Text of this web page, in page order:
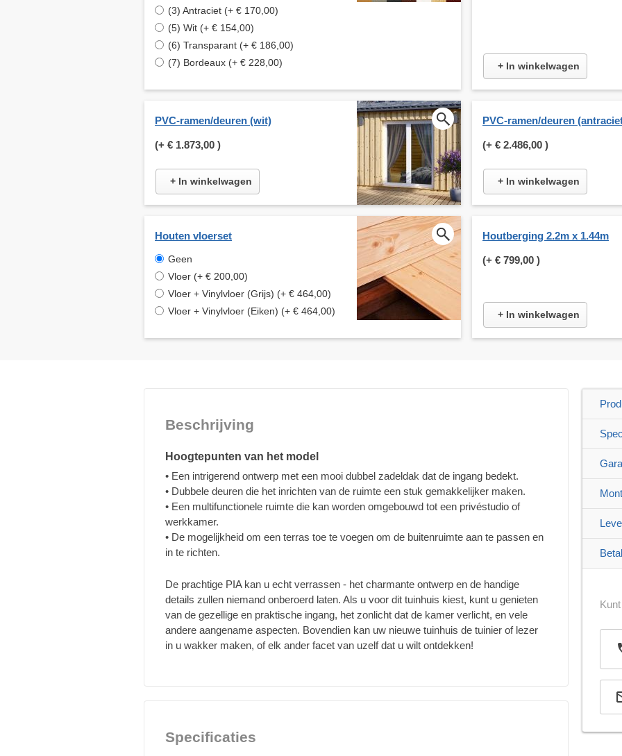
(3) Antraciet (+ € 170,00)
(5) Wit (+ € 154,00)
(6) Transparant (+ € 186,00)
(7) Bordeaux (+ € 228,00)
+ In winkelwagen
PVC-ramen/deuren (wit)
(+ € 1.873,00 )
+ In winkelwagen
PVC-ramen/deuren
(+ € 2.486,00 )
+ In winkelwagen
Houten vloerset
Geen
Vloer (+ € 200,00)
Vloer + Vinylvloer (Grijs) (+ € 464,00)
Vloer + Vinylvloer (Eiken) (+ € 464,00)
Houtberging 2.2m x 1.44m
(+ € 799,00 )
+ In winkelwagen
Beschrijving
Hoogtepunten van het model
• Een intrigerend ontwerp met een mooi dubbel zadeldak dat de ingang bedekt.
• Dubbele deuren die het inrichten van de ruimte een stuk gemakkelijker maken.
• Een multifunctionele ruimte die kan worden omgebouwd tot een privéstudio of
werkkamer.
• De mogelijkheid om een terras toe te voegen om de buitenruimte aan te passen en
in te richten.
De prachtige PIA kan u echt verrassen - het charmante ontwerp en de handige
details zullen niemand onberoerd laten. Als u voor dit tuinhuis kiest, kunt u genieten
van de gezellige en praktische ingang, het zonlicht dat de kamer verlicht, en vele
andere aangename aspecten. Bovendien kan uw nieuwe tuinhuis de tuinier of lezer
in u wakker maken, of elk ander facet van uzelf dat u wilt ontdekken!
Specificaties